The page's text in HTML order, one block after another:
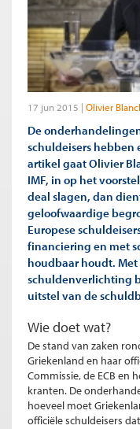
17 jun 2015 Olivier
De
schuldeisers
artikel gaat Olivier
IMF, in op het
deal slagen, dan
geloofwaardige
Europese
financiering en met
houdbaar houdt.
schuldenverlichting
uitstel van de
Wie doet wat?
De stand van zaken
Griekenland en haar
Commissie, de ECB en
kranten. De
hoeveel moet
officiële schuldeisers